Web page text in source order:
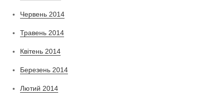
Червень 2014
Травень 2014
Квітень 2014
Березень 2014
Лютий 2014